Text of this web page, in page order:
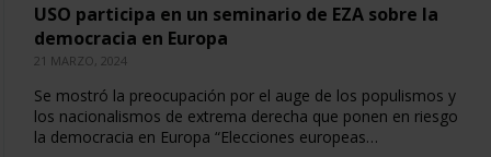
USO participa en un seminario de EZA sobre la
democracia en Europa
21 MARZO, 2024
Se mostró la preocupación por el auge de los populismos y
los nacionalismos de extrema derecha que ponen en riesgo
la democracia en Europa “Elecciones europeas…